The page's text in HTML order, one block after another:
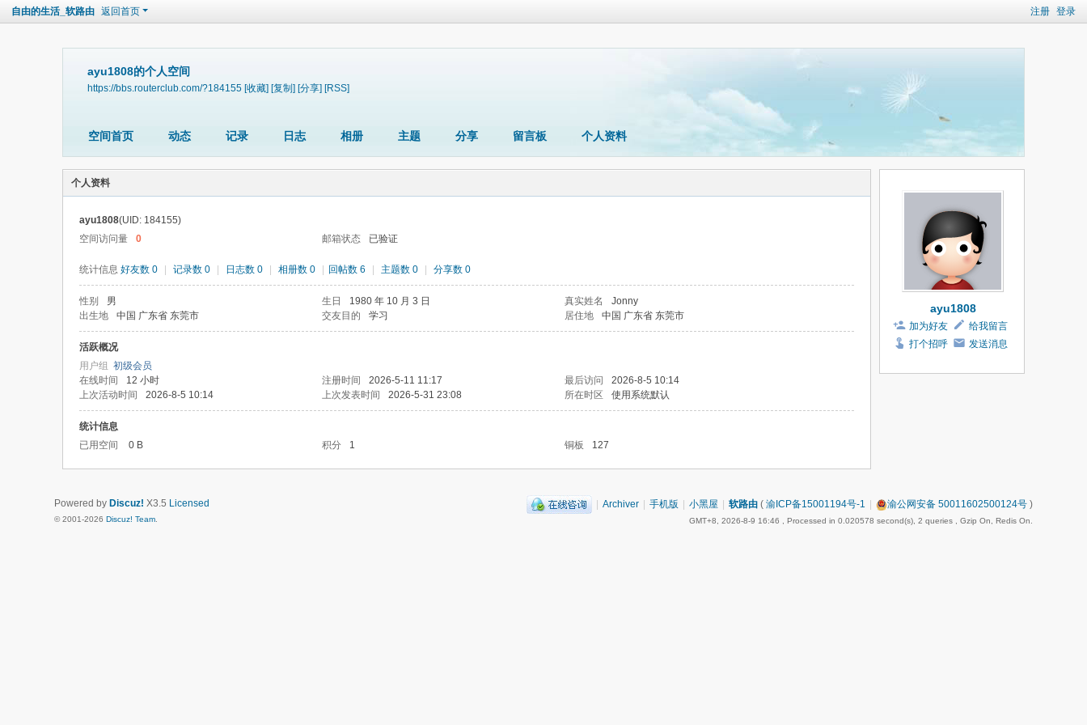
注册 登录
自由的生活_软路由 返回首页
ayu1808的个人空间
https://bbs.routerclub.com/?184155 [收藏] [复制] [分享] [RSS]
空间首页 动态 记录 日志 相册 主题 分享 留言板 个人资料
个人资料
ayu1808(UID: 184155)
空间访问量
0 邮箱状态 已验证
统计信息 好友数 0 记录数 0 日志数 0 相册数 0 回帖数 6 主题数 0 分享数 0
性别 男 生日 1980 年 10 月 3 日 真实姓名
Jonny
出生地
中国 广东省 东莞市 交友目的 学习 居住地 中国 广东省 东莞市
活跃概况
用户组 初级会员
在线时间
12 小时 注册时间 2026-5-11 11:17 最后访问
2026-8-5 10:14
上次活动时间
2026-8-5 10:14 上次发表时间 2026-5-31 23:08 所在时区 使用系统默认
统计信息
已用空间
0 B 积分 1 铜板 127
ayu1808
加为好友
给我留言
打个招呼
发送消息
| Archiver | 手机版 | 小黑屋 | 软路由 ( 渝ICP备15001194号-1 | 渝公网安备 50011602500124号 )
GMT+8, 2026-8-9 16:46 , Processed in 0.020578 second(s), 2 queries , Gzip On, Redis On.
Powered by Discuz! X3.5 Licensed
© 2001-2026 Discuz! Team